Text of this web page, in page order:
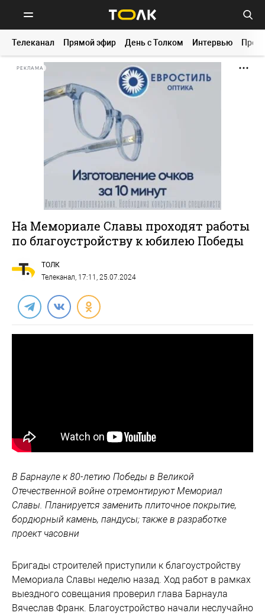
Телеканал Прямой эфир День с Толком Интервью
РЕКЛАМА
На Мемориале Славы проходят работы
по благоустройству к юбилею Победы
ТОЛК
Телеканал, 17:11, 25.07.2024
В Барнауле к 80-летию Победы в Великой
Отечественной войне отремонтируют Мемориал
Славы. Планируется заменить плиточное покрытие,
бордюрный камень, пандусы; также в разработке
проект часовни
Бригады строителей приступили к благоустройству
Мемориала Славы неделю назад. Ход работ в рамках
выездного совещания проверил глава Барнаула
Вячеслав Франк. Благоустройство начали неслучайно